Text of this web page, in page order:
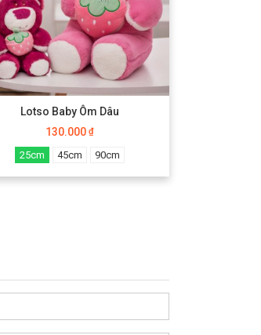
Lotso Baby Ôm Dâu
130.000 ₫
25cm 45cm 90cm